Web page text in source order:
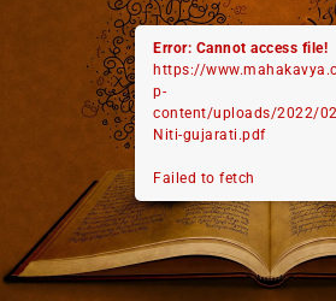
Error: Cannot access file!
https://
p-
content/uploads/2022/
Niti-gujarati.pdf
Failed to fetch